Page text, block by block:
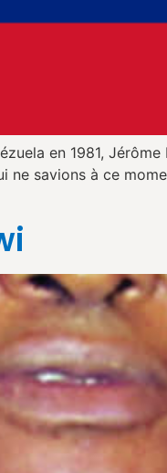
en 1981,
savions à ce